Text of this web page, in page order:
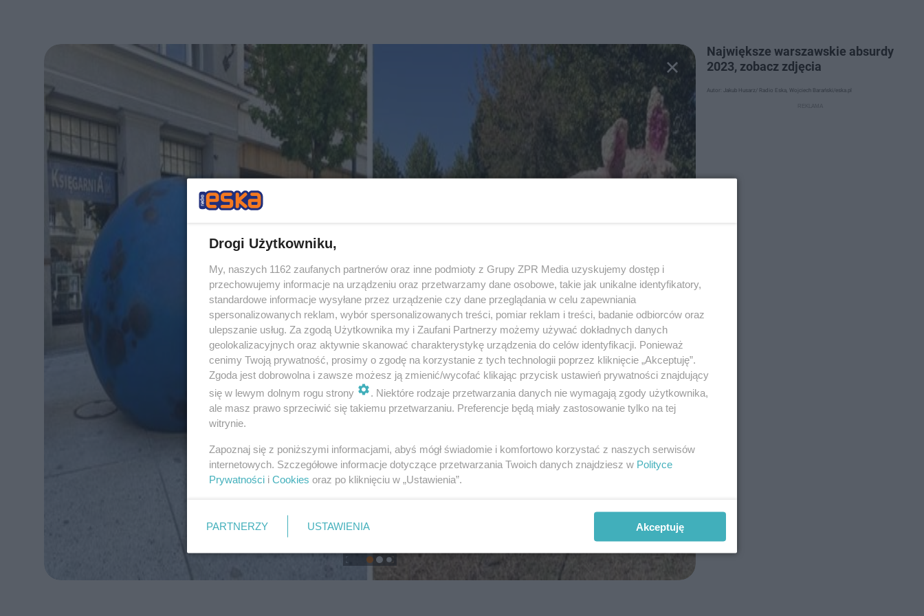
Największe warszawskie absurdy
2023, zobacz zdjęcia
Autor: Jakub Husarz/ Radio Eska, Wojciech Barański/eska.pl
Drogi Użytkowniku,
My, naszych 1162 zaufanych partnerów oraz inne podmioty z Grupy ZPR Media uzyskujemy dostęp i
przechowujemy informacje na urządzeniu oraz przetwarzamy dane osobowe, takie jak unikalne identyfikatory,
standardowe informacje wysyłane przez urządzenie czy dane przeglądania w celu zapewniania
spersonalizowanych reklam, wybór spersonalizowanych treści, pomiar reklam i treści, badanie odbiorców oraz
ulepszanie usług. Za zgodą Użytkownika my i Zaufani Partnerzy możemy używać dokładnych danych
geolokalizacyjnych oraz aktywnie skanować charakterystykę urządzenia do celów identyfikacji. Ponieważ
cenimy Twoją prywatność, prosimy o zgodę na korzystanie z tych technologii poprzez kliknięcie „Akceptuję”.
Zgoda jest dobrowolna i zawsze możesz ją zmienić/wycofać klikając przycisk ustawień prywatności znajdujący
się w lewym dolnym rogu strony
. Niektóre rodzaje przetwarzania danych nie wymagają zgody użytkownika,
ale masz prawo sprzeciwić się takiemu przetwarzaniu. Preferencje będą miały zastosowanie tylko na tej
witrynie.
Zapoznaj się z poniższymi informacjami, abyś mógł świadomie i komfortowo korzystać z naszych serwisów
internetowych. Szczegółowe informacje dotyczące przetwarzania Twoich danych znajdziesz w Polityce
Prywatności i Cookies oraz po kliknięciu w „Ustawienia”.
PARTNERZY USTAWIENIA Akceptuję